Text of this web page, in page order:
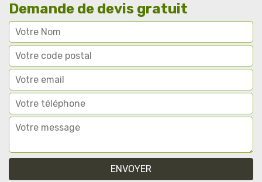
Demande de devis gratuit